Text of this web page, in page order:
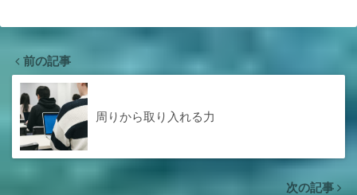
前の記事
周りから取り入れる力
次の記事